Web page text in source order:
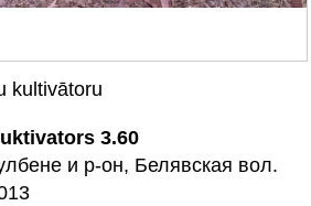
kultivātoru
3.60
и р-он, Белявская вол.